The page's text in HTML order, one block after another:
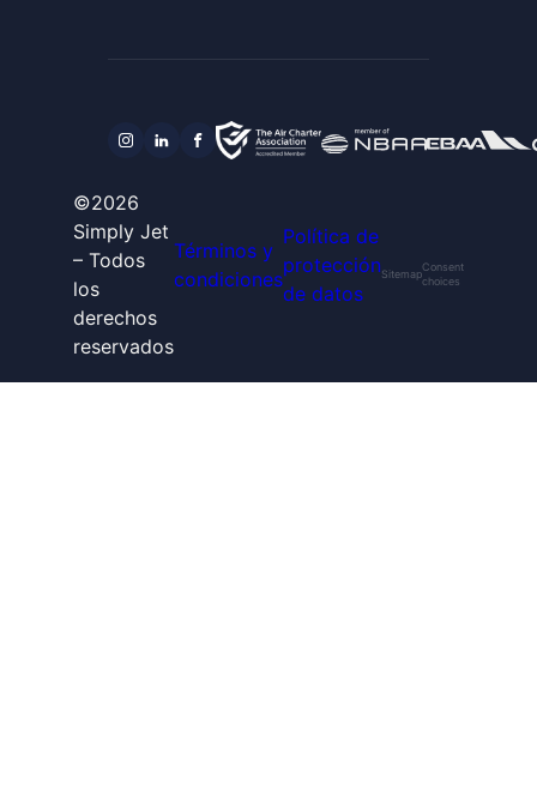
©2026
Simply Jet
– Todos
los
derechos
reservados
Términos y
condiciones
Política de
protección
de datos
Sitemap
Consent
choices